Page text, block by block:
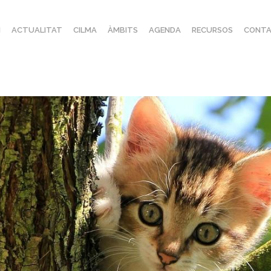
ACTUALITAT CILMA ÀMBITS AGENDA RECURSOS